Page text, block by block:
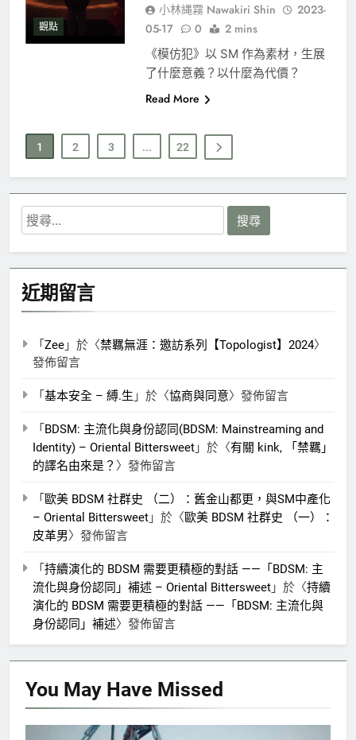
觀點
小林縄霧 Nawakiri Shin
2023-
05-17
0 2 mins
《模仿犯》以 SM 作為素材，生展
了什麼意義？以什麼為代價？
Read More
1 2 3 ... 22
搜
尋
鍵
字:
近期留言
「 Zee 」於〈禁羈無涯：邀訪系列【Topologist】2024〉
發佈留言
「 基本安全 – 縛.生 」於〈協商與同意〉發佈留言
「 BDSM: 主流化與身份認同(BDSM: Mainstreaming and
Identity) – Oriental Bittersweet 」於〈有關 kink, 「禁羈」
的譯名由來是？ 〉發佈留言
「 歐美 BDSM 社群史 （二）：舊金山都更，與SM中產化
– Oriental Bittersweet 」於〈歐美 BDSM 社群史 （一）：
皮革男〉發佈留言
「 持續演化的 BDSM 需要更積極的對話 ——「BDSM: 主
流化與身份認同」補述 – Oriental Bittersweet 」於〈持續
演化的 BDSM 需要更積極的對話 ——「BDSM: 主流化與
身份認同」補述〉發佈留言
You May Have Missed